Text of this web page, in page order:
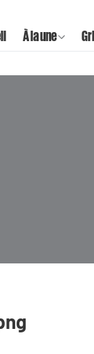
À la une